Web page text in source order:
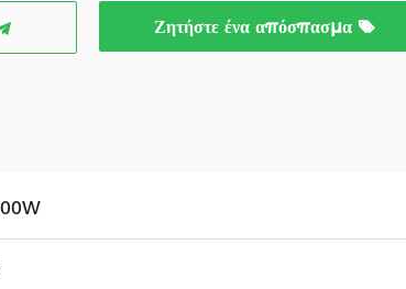
Ζητήστε ένα απόσπασμα